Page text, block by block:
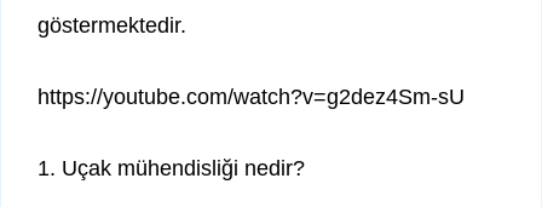
göstermektedir.
https://youtube.com/watch?v=g2dez4Sm-sU
1. Uçak mühendisliği nedir?